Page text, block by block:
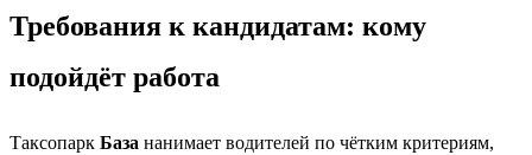
Требования к кандидатам: кому
подойдёт работа
Таксопарк База нанимает водителей по чётким критериям,